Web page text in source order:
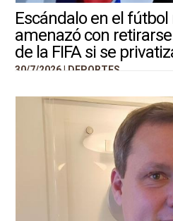
Escándalo en el fútbol
amenazó con
de la FIFA si se
30/7/2026 | DEPORTES